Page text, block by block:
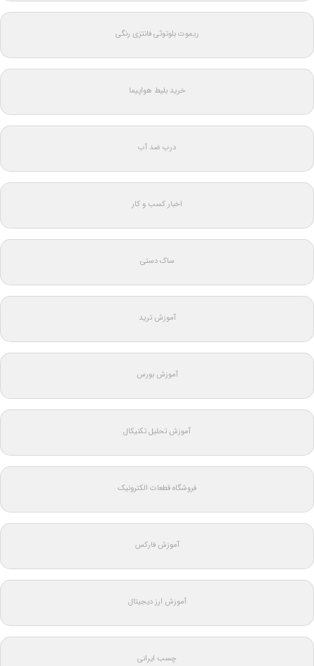
ریموت بلوتوثی فانتزی رنگی
خرید بلیط هواپیما
درب ضد آب
اخبار کسب و کار
ساک دستی
آموزش ترید
آموزش بورس
آموزش تحلیل تکنیکال
فروشگاه قطعات الکترونیک
آموزش فارکس
آموزش ارز دیجیتال
چسب ایرانی